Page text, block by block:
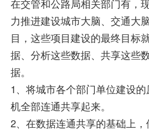
在交管和公路局相关部门有，
力推进建设城市大脑、交通大
目，这些项目建设的最终目标
据、分析这些数据、共享这些
据。
1、将城市各个部门单位建设
机全部连通共享起来。
2、在数据连通共享的基础上